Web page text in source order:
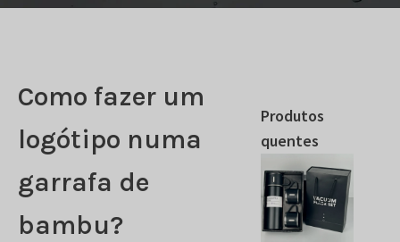
Como fazer um
logótipo numa
garrafa de
bambu?
Produtos
quentes